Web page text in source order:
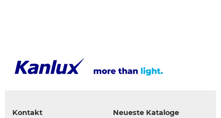
Kontakt Neueste Kataloge